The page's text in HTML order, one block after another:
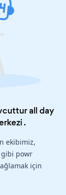
all day
.
ekibimiz,
gibi powr
için